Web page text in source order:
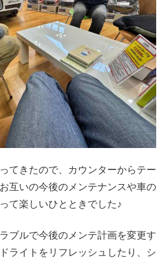
てきたので、カウンターからテー
互いの今後のメンテナンスや車の
て楽しいひとときでした♪
ブルで今後のメンテ計画を変更す
ライトをリフレッシュしたり、シ